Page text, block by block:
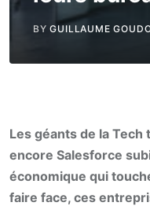
BYGUILLAUME
Les géants de la
encore Salesforce
économique qui
faire face, ces